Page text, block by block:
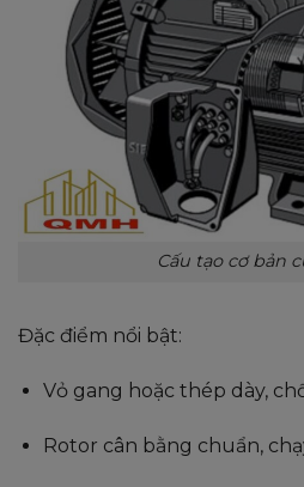
Cấu tạo cơ bản
Đặc điểm nổi bật:
Vỏ gang hoặc thép dày,
Rotor cân bằng chuẩn,